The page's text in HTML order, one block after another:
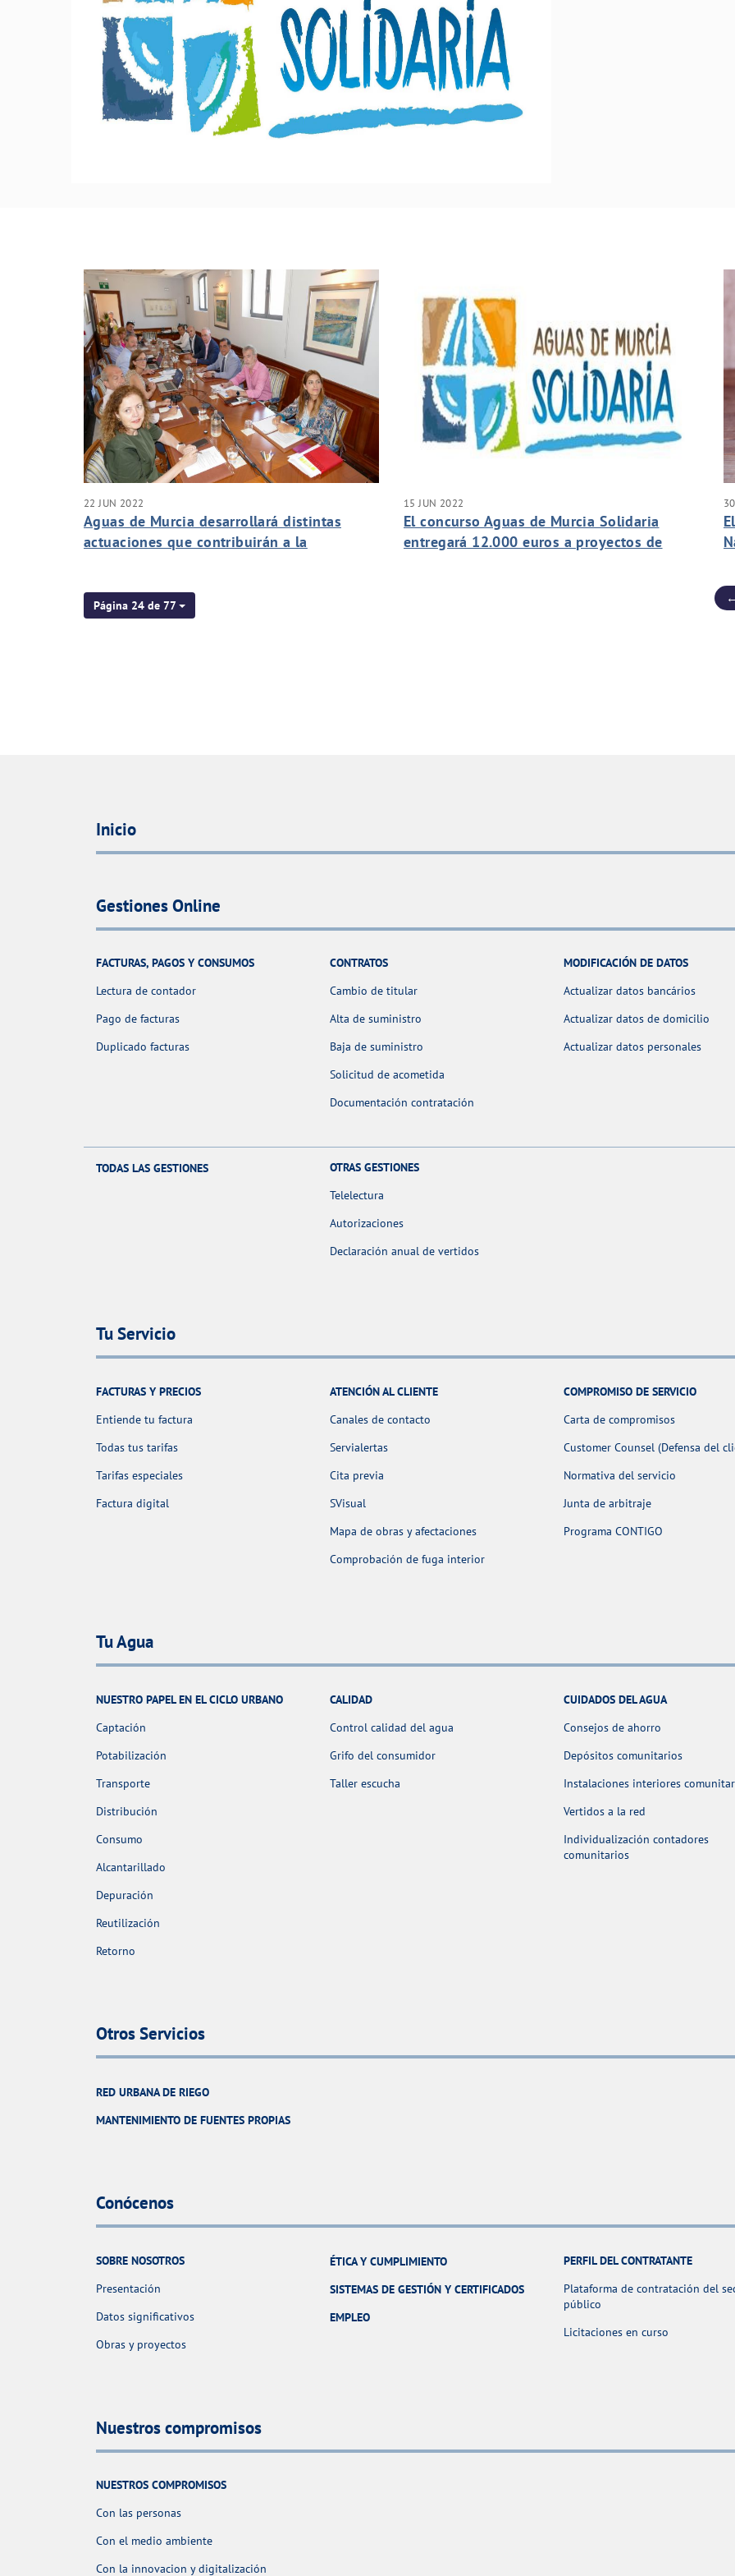
22 JUN 2022
Aguas de Murcia desarrollará distintas
actuaciones que contribuirán a la
15 JUN 2022
El concurso Aguas de Murcia Solidaria
entregará 12.000 euros a proyectos de
Página 24 de 77
Inicio
Gestiones Online
FACTURAS, PAGOS Y CONSUMOS
Lectura de contador
Pago de facturas
Duplicado facturas
CONTRATOS
Cambio de titular
Alta de suministro
Baja de suministro
Solicitud de acometida
Documentación contratación
MODIFICACIÓN DE DATOS
Actualizar datos bancários
Actualizar datos de domicilio
Actualizar datos personales
TODAS LAS GESTIONES
OTRAS GESTIONES
Telelectura
Autorizaciones
Declaración anual de vertidos
Tu Servicio
FACTURAS Y PRECIOS
Entiende tu factura
Todas tus tarifas
Tarifas especiales
Factura digital
ATENCIÓN AL CLIENTE
Canales de contacto
Servialertas
Cita previa
SVisual
Mapa de obras y afectaciones
Comprobación de fuga interior
COMPROMISO DE SERVICIO
Carta de compromisos
Customer Counsel (Defensa del
Normativa del servicio
Junta de arbitraje
Programa CONTIGO
Tu Agua
NUESTRO PAPEL EN EL CICLO URBANO
Captación
Potabilización
Transporte
Distribución
Consumo
Alcantarillado
Depuración
Reutilización
Retorno
CALIDAD
Control calidad del agua
Grifo del consumidor
Taller escucha
CUIDADOS DEL AGUA
Consejos de ahorro
Depósitos comunitarios
Instalaciones interiores
Vertidos a la red
Individualización contadores
comunitarios
Otros Servicios
RED URBANA DE RIEGO
MANTENIMIENTO DE FUENTES PROPIAS
Conócenos
SOBRE NOSOTROS
Presentación
Datos significativos
Obras y proyectos
ÉTICA Y CUMPLIMIENTO
SISTEMAS DE GESTIÓN Y CERTIFICADOS
EMPLEO
PERFIL DEL CONTRATANTE
Plataforma de contratación del
público
Licitaciones en curso
Nuestros compromisos
NUESTROS COMPROMISOS
Con las personas
Con el medio ambiente
Con la innovacion y digitalización